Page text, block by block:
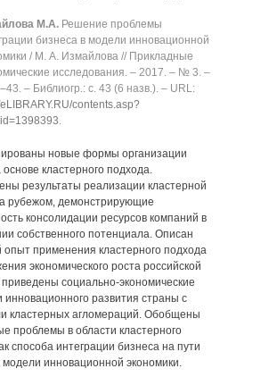
М.А. Решение проблемы
бизнеса в модели инновационной
/ М. А. Измайлова // Прикладные
исследования. ‒ 2017. ‒ № 3. ‒
‒ Библиогр.: с. 43 (6 назв.). ‒ URL:
eLIBRARY.RU/contents.asp?
.
новые формы организации
кластерного подхода.
результаты реализации кластерной
рубежом, демонстрирующие
консолидации ресурсов компаний в
собственного потенциала. Описан
опыт применения кластерного подхода
экономического роста российской
приведены социально-экономические
инновационного развития страны с
кластерных агломераций. Обобщены
проблемы в области кластерного
способа интеграции бизнеса на пути
модели инновационной экономики.